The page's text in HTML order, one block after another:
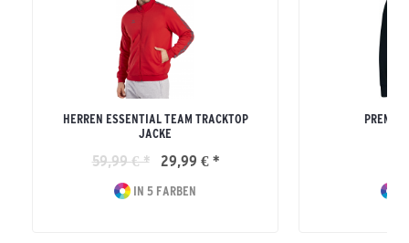
HERREN ESSENTIAL TEAM TRACKTOP
JACKE
59,99 € * 29,99 € *
IN 5 FARBEN
PREMIA